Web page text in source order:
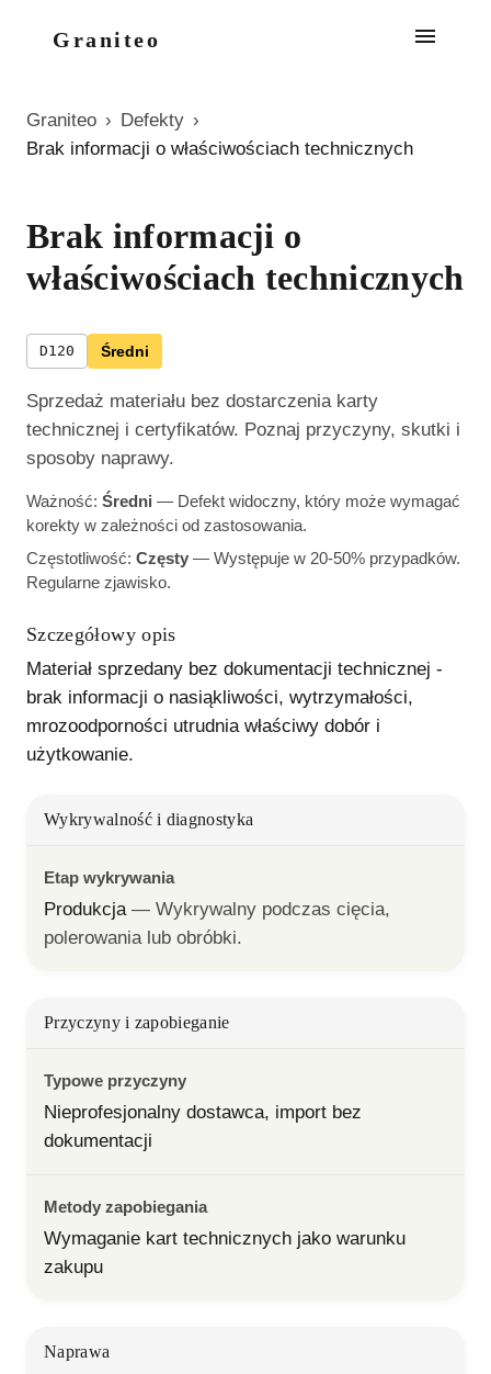
Graniteo
Graniteo › Defekty ›
Brak informacji o właściwościach technicznych
Brak informacji o
właściwościach technicznych
D120 Średni
Sprzedaż materiału bez dostarczenia karty
technicznej i certyfikatów. Poznaj przyczyny, skutki i
sposoby naprawy.
Ważność: Średni — Defekt widoczny, który może wymagać
korekty w zależności od zastosowania.
Częstotliwość: Częsty — Występuje w 20-50% przypadków.
Regularne zjawisko.
Szczegółowy opis
Materiał sprzedany bez dokumentacji technicznej -
brak informacji o nasiąkliwości, wytrzymałości,
mrozoodporności utrudnia właściwy dobór i
użytkowanie.
Wykrywalność i diagnostyka
Etap wykrywania
Produkcja — Wykrywalny podczas cięcia,
polerowania lub obróbki.
Przyczyny i zapobieganie
Typowe przyczyny
Nieprofesjonalny dostawca, import bez
dokumentacji
Metody zapobiegania
Wymaganie kart technicznych jako warunku
zakupu
Naprawa